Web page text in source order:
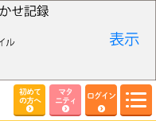
初めて
の方へ
マタ
ニティ
ログイン